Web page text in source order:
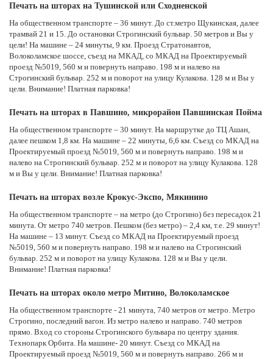
Печать на шторах на Тушинской или Сходненской
На общественном транспорте – 36 минут. До ст.метро Щукинская, далее
трамвай 21 и 15. До остановки Строгинский бульвар. 50 метров и Вы у
цели! На машине – 24 минуты, 9 км. Проезд Стратонавтов,
Волоколамское шоссе, съезд на МКАД, со МКАД на Проектируемый
проезд №5019, 560 м и повернуть направо. 198 м и налево на
Строгинский бульвар. 252 м и поворот на улицу Кулакова. 128 м и Вы у
цели. Внимание! Платная парковка!
Печать на шторах в Павшино, микрорайон Павшинская Пойма
На общественном транспорте – 30 минут. На маршрутке до ТЦ Ашан,
далее пешком 1,8 км. На машине – 22 минуты, 6,6 км. Съезд со МКАД на
Проектируемый проезд №5019, 560 м и повернуть направо. 198 м и
налево на Строгинский бульвар. 252 м и поворот на улицу Кулакова. 128
м и Вы у цели. Внимание! Платная парковка!
Печать на шторах возле Крокус-Экспо, Мякинино
На общественном транспорте – на метро (до Строгино) без пересадок 21
минута. От метро 740 метров. Пешком (без метро) – 2,4 км, т.е. 29 минут!
На машине – 13 минут. Съезд со МКАД на Проектируемый проезд
№5019, 560 м и повернуть направо. 198 м и налево на Строгинский
бульвар. 252 м и поворот на улицу Кулакова. 128 м и Вы у цели.
Внимание! Платная парковка!
Печать на шторах около метро Митино, Волоколамское
На общественном транспорте - 21 минута, 740 метров от метро. Метро
Строгино, последний вагон. Из метро налево и направо. 740 метров
прямо. Вход со стороны Строгинского бульвара по центру здания.
Технопарк Орбита. На машине- 20 минут. Съезд со МКАД на
Проектируемый проезд №5019, 560 м и повернуть направо. 266 м и